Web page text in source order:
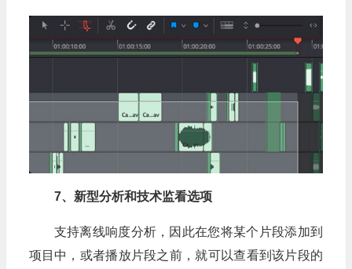
7、新型分析和技术监看选项
支持离线响度分析，因此在您将某个片段添加到
项目中，或者播放片段之前，就可以查看到该片段的